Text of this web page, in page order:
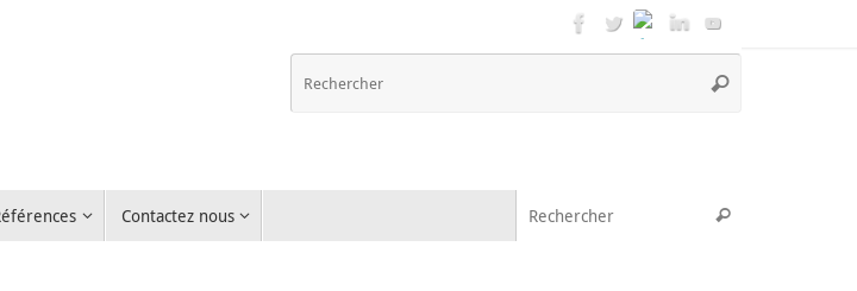
Rechercher
Contactez nous Rechercher